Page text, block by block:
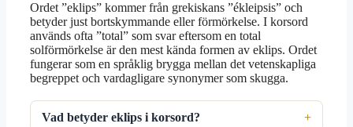
Ordet ”eklips” kommer från grekiskans ”ékleipsis” och
betyder just bortskymmande eller förmörkelse. I korsord
används ofta ”total” som svar eftersom en total
solförmörkelse är den mest kända formen av eklips. Ordet
fungerar som en språklig brygga mellan det vetenskapliga
begreppet och vardagligare synonymer som skugga.
Vad betyder eklips i korsord?